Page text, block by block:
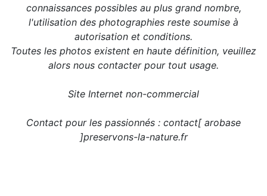
connaissances possibles au plus grand nombre,
l'utilisation des photographies reste soumise à
autorisation et conditions.
Toutes les photos existent en haute définition, veuillez
alors nous contacter pour tout usage.
Site Internet non-commercial
Contact pour les passionnés : contact[ arobase
]preservons-la-nature.fr